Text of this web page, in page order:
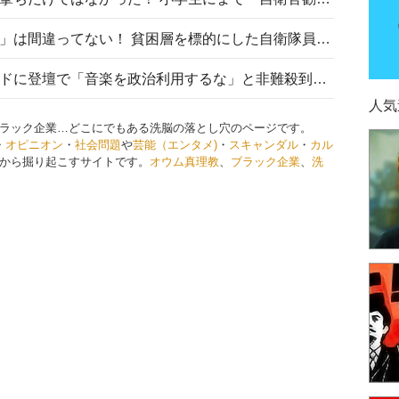
「自衛隊は経済的に厳しい子が」は間違ってない！ 貧困層を標的にした自衛隊員募集、やす子、山上被告も…日本でも進む“経済的徴兵制”
高市首相がミュージックアワードに登壇で「音楽を政治利用するな」と非難殺到！ MAJの国策的本質を批判する声も
ック企業…どこにでもある洗脳の落とし穴のページです。
オピニオン ・ 社会問題や芸能（エンタメ) ・ スキャンダル ・ カル
ら掘り起こすサイトです。 オウム真理教、 ブラック企業、 洗
人